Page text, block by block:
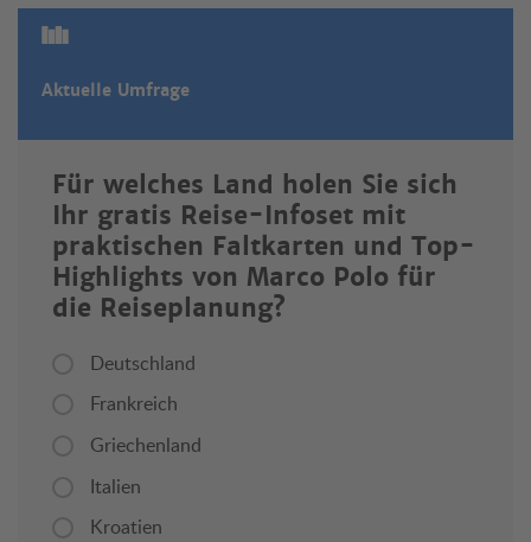
Aktuelle Umfrage
Für welches Land holen Sie sich
Ihr gratis Reise-Infoset mit
praktischen Faltkarten und Top-
Highlights von Marco Polo für
die Reiseplanung?
Deutschland
Frankreich
Griechenland
Italien
Kroatien